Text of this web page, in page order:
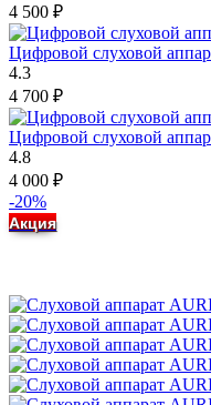
4 500 ₽
Цифровой слуховой
4.3
4 700 ₽
Цифровой слуховой
4.8
4 000 ₽
-20%
Акция